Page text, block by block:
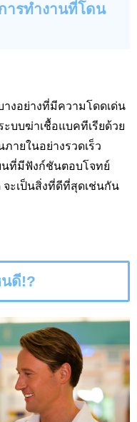
ารทำงานที่โดน
งอย่างที่มีความโดดเด่น
บบฆ่าเชื้อแบคทีเรียด้วย
ายในอย่างรวดเร็ว
นที่มีฟังก์ชันตอบโจทย์
ะเป็นสิ่งที่ดีที่สุดเช่นกัน
นดี!?